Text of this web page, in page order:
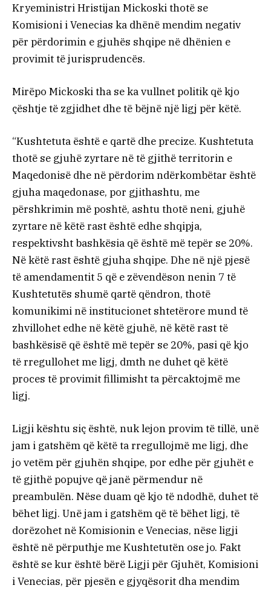
Kryeministri Hristijan Mickoski thotë se
Komisioni i Venecias ka dhënë mendim negativ
për përdorimin e gjuhës shqipe në dhënien e
provimit të jurisprudencës.
Mirëpo Mickoski tha se ka vullnet politik që kjo
çështje të zgjidhet dhe të bëjnë një ligj për këtë.
“Kushtetuta është e qartë dhe precize. Kushtetuta
thotë se gjuhë zyrtare në të gjithë territorin e
Maqedonisë dhe në përdorim ndërkombëtar është
gjuha maqedonase, por gjithashtu, me
përshkrimin më poshtë, ashtu thotë neni, gjuhë
zyrtare në këtë rast është edhe shqipja,
respektivsht bashkësia që është më tepër se 20%.
Në këtë rast është gjuha shqipe. Dhe në një pjesë
të amendamentit 5 që e zëvendëson nenin 7 të
Kushtetutës shumë qartë qëndron, thotë
komunikimi në institucionet shtetërore mund të
zhvillohet edhe në këtë gjuhë, në këtë rast të
bashkësisë që është më tepër se 20%, pasi që kjo
të rregullohet me ligj, dmth ne duhet që këtë
proces të provimit fillimisht ta përcaktojmë me
ligj.
Ligji kështu siç është, nuk lejon provim të tillë, unë
jam i gatshëm që këtë ta rregullojmë me ligj, dhe
jo vetëm për gjuhën shqipe, por edhe për gjuhët e
të gjithë popujve që janë përmendur në
preambulën. Nëse duam që kjo të ndodhë, duhet të
bëhet ligj. Unë jam i gatshëm që të bëhet ligj, të
dorëzohet në Komisionin e Venecias, nëse ligji
është në përputhje me Kushtetutën ose jo. Fakt
është se kur është bërë Ligji për Gjuhët, Komisioni
i Venecias, për pjesën e gjyqësorit dha mendim